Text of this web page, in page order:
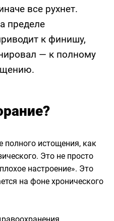
все рухнет.
пределе
к финишу,
— к полному
полного истощения, как
Это не просто
настроение». Это
на фоне хронического